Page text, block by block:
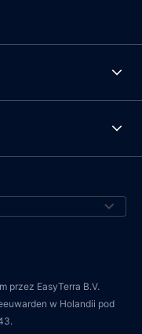
przez EasyTerra B.V.
w Holandii pod